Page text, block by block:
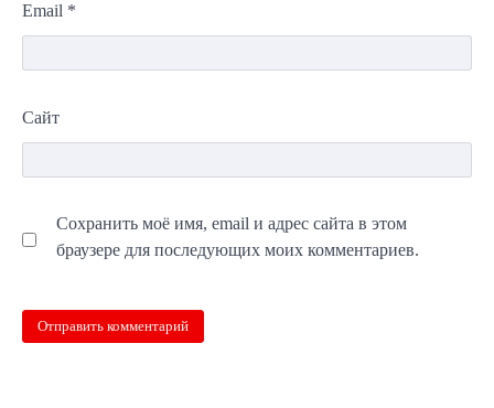
Email *
Сайт
Сохранить моё имя, email и адрес сайта в этом
браузере для последующих моих комментариев.